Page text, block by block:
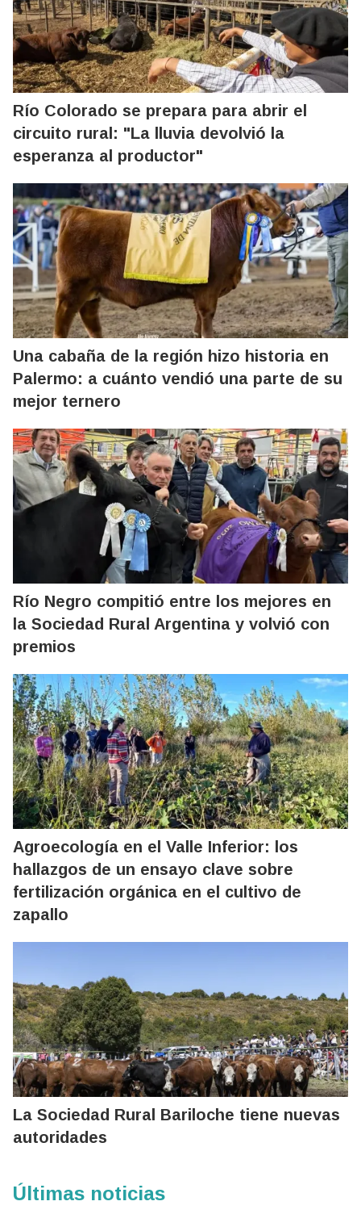
Río Colorado se prepara para abrir el
circuito rural: "La lluvia devolvió la
esperanza al productor"
Una cabaña de la región hizo historia en
Palermo: a cuánto vendió una parte de su
mejor ternero
Río Negro compitió entre los mejores en
la Sociedad Rural Argentina y volvió con
premios
Agroecología en el Valle Inferior: los
hallazgos de un ensayo clave sobre
fertilización orgánica en el cultivo de
zapallo
La Sociedad Rural Bariloche tiene nuevas
autoridades
Últimas noticias